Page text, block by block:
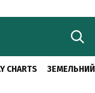
CHARTS ЗЕМЕЛЬНИЙ